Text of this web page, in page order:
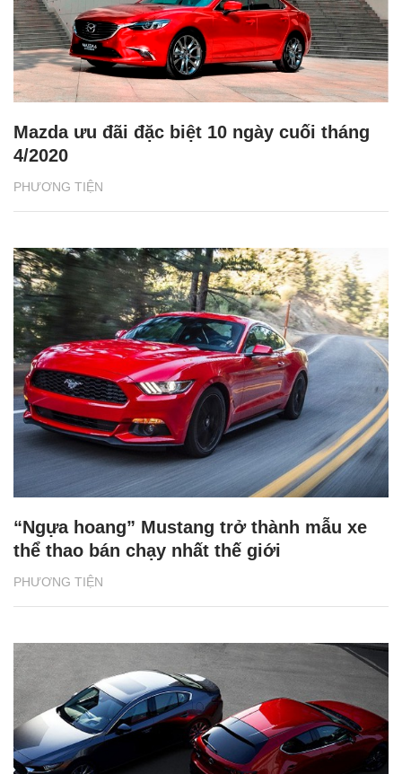
PHƯƠNG TIỆN
Mazda ưu đãi đặc biệt 10 ngày cuối tháng
4/2020
PHƯƠNG TIỆN
“Ngựa hoang” Mustang trở thành mẫu xe
thể thao bán chạy nhất thế giới